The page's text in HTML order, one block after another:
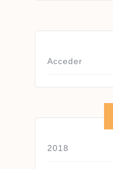
Acceder
2018